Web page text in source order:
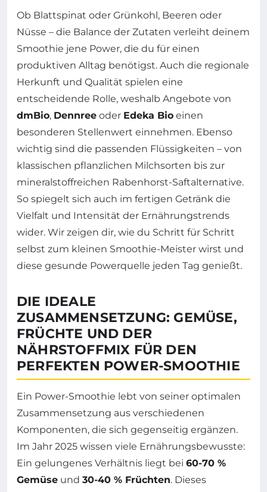
Ob Blattspinat oder Grünkohl, Beeren oder
Nüsse – die Balance der Zutaten verleiht deinem
Smoothie jene Power, die du für einen
produktiven Alltag benötigst. Auch die regionale
Herkunft und Qualität spielen eine
entscheidende Rolle, weshalb Angebote von
dmBio, Dennree oder Edeka Bio einen
besonderen Stellenwert einnehmen. Ebenso
wichtig sind die passenden Flüssigkeiten – von
klassischen pflanzlichen Milchsorten bis zur
mineralstoffreichen Rabenhorst-Saftalternative.
So spiegelt sich auch im fertigen Getränk die
Vielfalt und Intensität der Ernährungstrends
wider. Wir zeigen dir, wie du Schritt für Schritt
selbst zum kleinen Smoothie-Meister wirst und
diese gesunde Powerquelle jeden Tag genießt.
DIE IDEALE
ZUSAMMENSETZUNG: GEMÜSE,
FRÜCHTE UND DER
NÄHRSTOFFMIX FÜR DEN
PERFEKTEN POWER-SMOOTHIE
Ein Power-Smoothie lebt von seiner optimalen
Zusammensetzung aus verschiedenen
Komponenten, die sich gegenseitig ergänzen.
Im Jahr 2025 wissen viele Ernährungsbewusste:
Ein gelungenes Verhältnis liegt bei 60-70 %
Gemüse und 30-40 % Früchten. Dieses